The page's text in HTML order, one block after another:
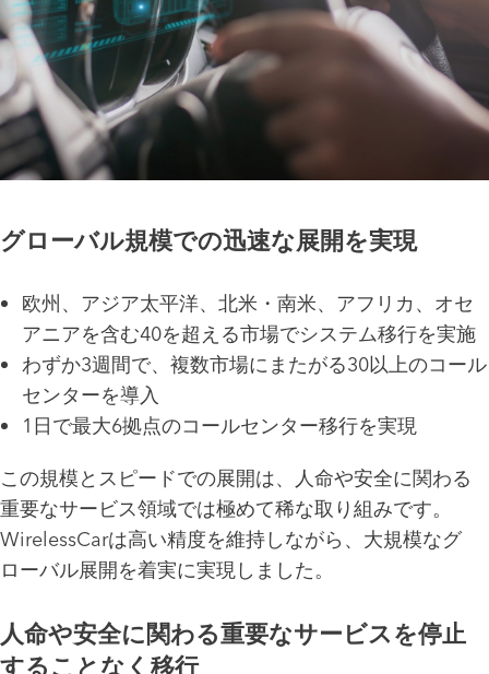
グローバル規模での迅速な展開を実現
欧州、アジア太平洋、北米・南米、アフリカ、オセ
アニアを含む40を超える市場でシステム移行を実施
わずか3週間で、複数市場にまたがる30以上のコール
センターを導入
1日で最大6拠点のコールセンター移行を実現
この規模とスピードでの展開は、人命や安全に関わる
重要なサービス領域では極めて稀な取り組みです。
WirelessCarは高い精度を維持しながら、大規模なグ
ローバル展開を着実に実現しました。
人命や安全に関わる重要なサービスを停止
することなく移行